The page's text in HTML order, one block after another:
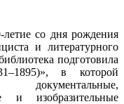
летие со дня рождения
и литературного
подготовила
в которой
документальные,
и изобразительные